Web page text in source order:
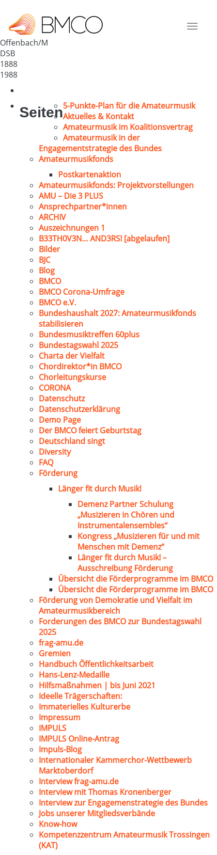
Toggle
Deutschland
63075
Offenbach/M
DSB
1888
1988
Seiten5-Punkte-Plan für die Amateurmusik
Aktuelles & Kontakt
Amateurmusik im Koalitionsvertrag
Amateurmusik in der
Engagementstrategie des Bundes
Amateurmusikfonds
Postkartenaktion
Amateurmusikfonds: Projektvorstellungen
AMU – Die 3 PLUS
Ansprechpartner*innen
ARCHIV
Auszeichnungen 1
B33TH0V3N… AND3RS! [abgelaufen]
Bilder
BJC
Blog
BMCO
BMCO Corona-Umfrage
BMCO e.V.
Bundeshaushalt 2027: Amateurmusikfonds
stabilisieren
Bundesmusiktreffen 60plus
Bundestagswahl 2025
Charta der Vielfalt
Chordirektor*in BMCO
Chorleitungskurse
CORONA
Datenschutz
Datenschutzerklärung
Demo Page
Der BMCO feiert Geburtstag
Deutschland singt
Diversity
FAQ
Förderung
Länger fit durch Musik!
Demenz Partner Schulung
„Musizieren in Chören und
Instrumentalensembles“
Kongress „Musizieren für und mit
Menschen mit Demenz“
Länger fit durch Musik! –
Ausschreibung Förderung
Übersicht die Förderprogramme im BMCO
Übersicht die Förderprogramme im BMCO
Förderung von Demokratie und Vielfalt im
Amateurmusikbereich
Forderungen des BMCO zur Bundestagswahl
2025
frag-amu.de
Gremien
Handbuch Öffentlichkeitsarbeit
Hans-Lenz-Medaille
Hilfsmaßnahmen | bis Juni 2021
Ideelle Trägerschaften:
Immaterielles Kulturerbe
Impressum
IMPULS
IMPULS Online-Antrag
Impuls-Blog
Internationaler Kammerchor-Wettbewerb
Marktoberdorf
Interview frag-amu.de
Interview mit Thomas Kronenberger
Interview zur Engagemenstrategie des Bundes
Jobs unserer Mitgliedsverbände
Know-how
Kompetenzzentrum Amateurmusik Trossingen
(KAT)